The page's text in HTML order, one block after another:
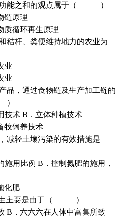
功能之和的观点属于（ ）
链原理
质循环再生原理
秸杆、粪便维持地力的农业为
业
业
品，通过食物链及生产加工链的
技术 B．立体种植技术
牧饲养技术
减轻土壤污染的有效措施是
施用比例 B．控制氮肥的施用，
化肥
生主要是由于（ ）
B．六六六在人体中富集所致